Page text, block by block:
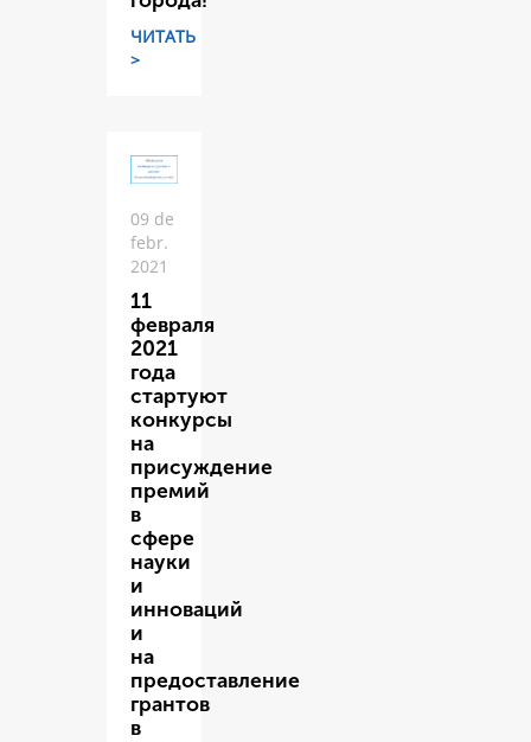
ЧИТАТЬ
>
09 de
febr.
2021
11
февраля
2021
года
стартуют
конкурсы
на
присуждение
премий
в
сфере
науки
и
инноваций
и
на
предоставление
грантов
в